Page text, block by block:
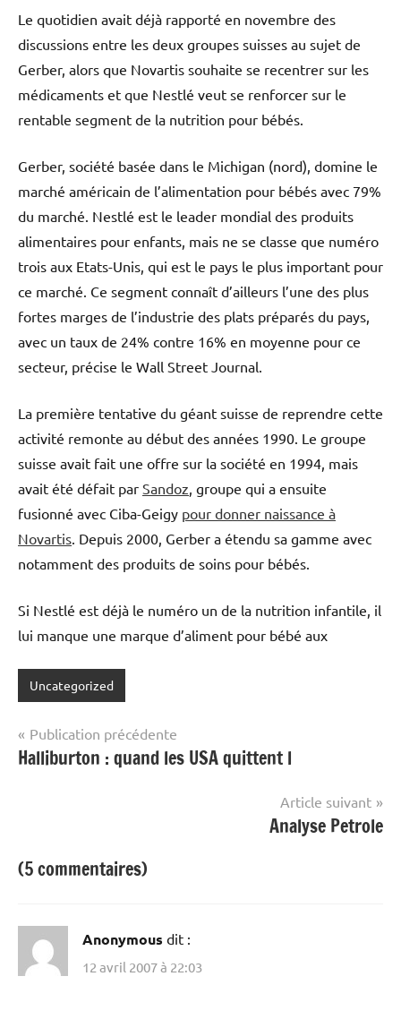
Le quotidien avait déjà rapporté en novembre des
discussions entre les deux groupes suisses au sujet de
Gerber, alors que Novartis souhaite se recentrer sur les
médicaments et que Nestlé veut se renforcer sur le
rentable segment de la nutrition pour bébés.
Gerber, société basée dans le Michigan (nord), domine le
marché américain de l’alimentation pour bébés avec 79%
du marché. Nestlé est le leader mondial des produits
alimentaires pour enfants, mais ne se classe que numéro
trois aux Etats-Unis, qui est le pays le plus important pour
ce marché. Ce segment connaît d’ailleurs l’une des plus
fortes marges de l’industrie des plats préparés du pays,
avec un taux de 24% contre 16% en moyenne pour ce
secteur, précise le Wall Street Journal.
La première tentative du géant suisse de reprendre cette
activité remonte au début des années 1990. Le groupe
suisse avait fait une offre sur la société en 1994, mais
avait été défait par Sandoz , groupe qui a ensuite
fusionné avec Ciba-Geigy pour donner naissance à
Novartis . Depuis 2000, Gerber a étendu sa gamme avec
notamment des produits de soins pour bébés.
Si Nestlé est déjà le numéro un de la nutrition infantile, il
lui manque une marque d’aliment pour bébé aux
Uncategorized
Navigation
de
Publication précédente
Halliburton : quand les USA quittent l
Article suivant
Analyse Petrole
(5 commentaires)
Anonymous dit :
12 avril 2007 à 22:03